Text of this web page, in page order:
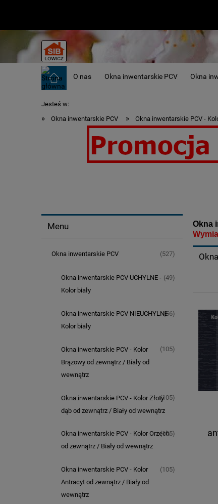
O nas Okna inwentarskie PCV Okna
Jesteś w:
» Okna inwentarskie PCV » Okna inwentarskie PCV -
Menu
Okna inwentarskie PCV (527)
Okna inwentarskie PCV UCHYLNE -
Kolor biały
(49)
Okna inwentarskie PCV NIEUCHYLNE -
Kolor biały
(56)
Okna inwentarskie PCV - Kolor
Brązowy od zewnątrz / Biały od
wewnątrz
(105)
Okna inwentarskie PCV - Kolor Złoty
dąb od zewnątrz / Biały od wewnątrz
(105)
Okna inwentarskie PCV - Kolor Orzech
od zewnątrz / Biały od wewnątrz
(105)
Okna inwentarskie PCV - Kolor
Antracyt od zewnątrz / Biały od
wewnątrz
(105)
Okna